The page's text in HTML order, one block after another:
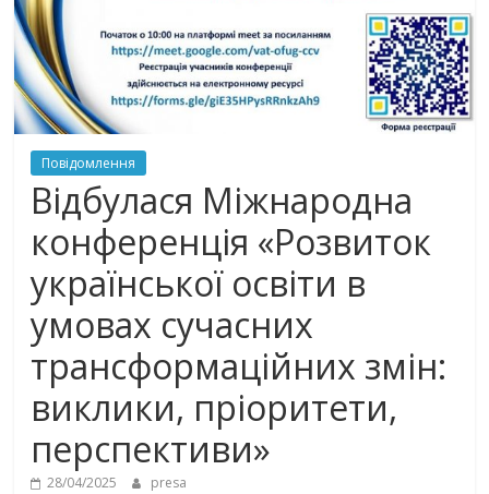
Повідомлення
Відбулася Міжнародна
конференція «Розвиток
української освіти в
умовах сучасних
трансформаційних змін:
виклики, пріоритети,
перспективи»
28/04/2025 presa